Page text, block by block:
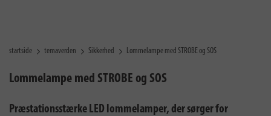
startside temaverden Sikkerhed Lommelampe med STROBE og SOS
Lommelampe med STROBE og SOS
Præstationsstærke LED lommelamper, der sørger for